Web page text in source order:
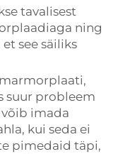
tavalisest
ning
see säiliks
suur probleem
imada
kui seda ei
pimedaid täpi,